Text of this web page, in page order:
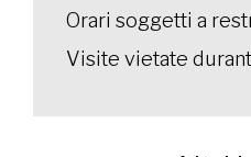
Orari soggetti a
Visite vietate